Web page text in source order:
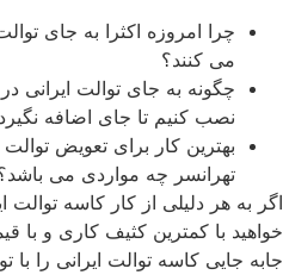
چرا امروزه اکثرا به جای
می کنند؟
چگونه به جای توالت ایرانی
نصب کنیم تا جای اضافه
بهترین کار برای تعویض توالت
تهرانسر چه مواردی می
اگر به هر دلیلی از کار کاسه
خواهید با کمترین کثیف کاری و
جابه جایی کاسه توالت ایرانی را با